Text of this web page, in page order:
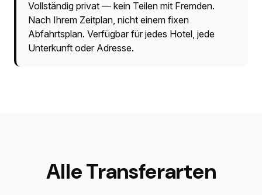
Vollständig privat — kein Teilen mit Fremden.
Nach Ihrem Zeitplan, nicht einem fixen
Abfahrtsplan. Verfügbar für jedes Hotel, jede
Unterkunft oder Adresse.
Alle Transferarten